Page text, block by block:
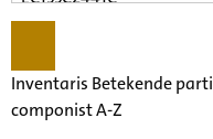
Inventaris Betekende
componist A-Z